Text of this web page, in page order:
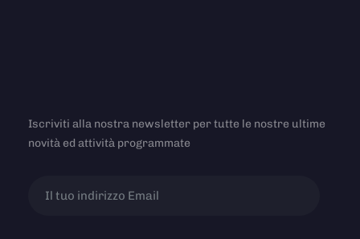
Iscriviti alla nostra newsletter per tutte le nostre ultime
novità ed attività programmate